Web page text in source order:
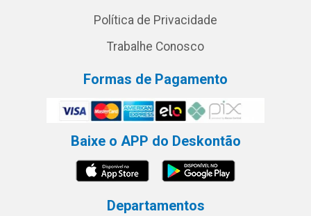
Política de Privacidade
Trabalhe Conosco
Formas de Pagamento
Baixe o APP do Deskontão
Departamentos